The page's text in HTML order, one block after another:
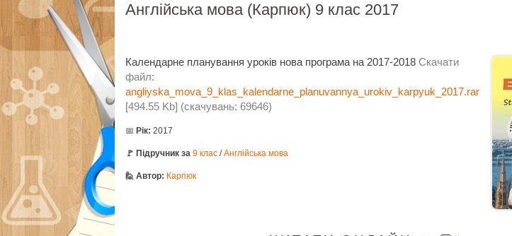
Англійська мова (Карпюк) 9 клас 2017
Календарне планування уроків нова програма на 2017-2018 Скачати
файл:
angliyska_mova_9_klas_kalendarne_planuvannya_urokiv_karpyuk_2017.rar
[494.55 Kb] (cкачувань: 69646)
📅 Рік: 2017
🚩 Підручник за 9 клас /Англійська мова
🙋 Автор: Карпюк